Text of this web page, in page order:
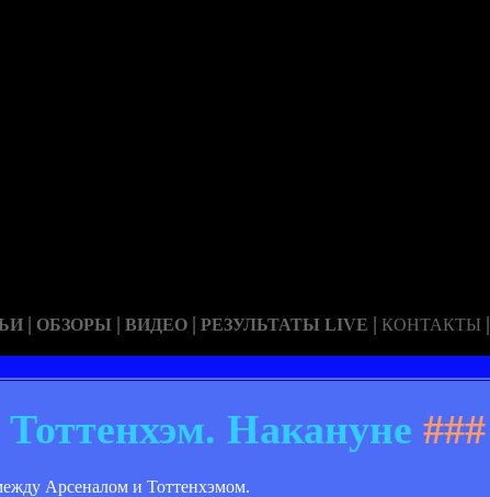
| ОБЗОРЫ | ВИДЕО | РЕЗУЛЬТАТЫ LIVE | КОНТАКТЫ |
Накануне ###
Арсеналом и Тоттенхэмом.